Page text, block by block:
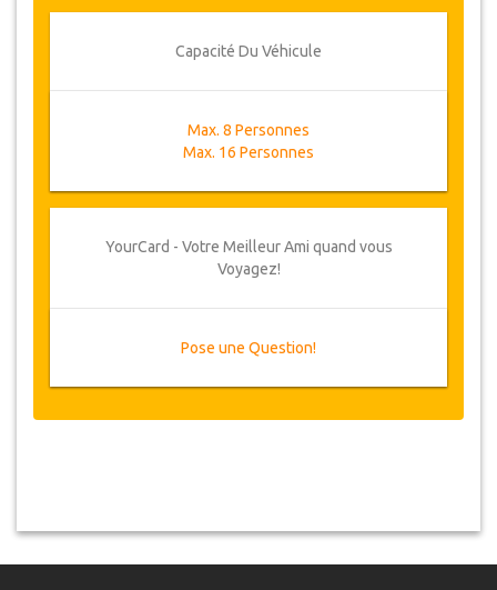
Capacité Du Véhicule
Max. 8 Personnes
Max. 16 Personnes
YourCard - Votre Meilleur Ami quand vous
Voyagez!
Pose une Question!